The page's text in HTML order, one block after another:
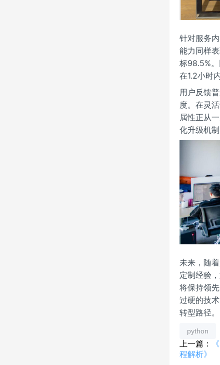
针对服务
能力同样
标98.5%
在1.2小时
用户反馈
度。在灵
属性正从
化升级机
未来，随
定制经验
将保持领
过硬的技
转型路径。
python
上一篇：
程解析》